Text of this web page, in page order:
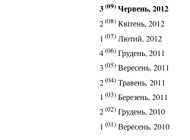
3(09) Червень, 2012
2(08) Квітень, 2012
1 (07) Лютий, 2012
4(06) Грудень, 2011
3 (05) Вересень, 2011
2(04) Травень, 2011
1 (03) Березень, 2011
2(02) Грудень, 2010
1 (01) Вересень, 2010